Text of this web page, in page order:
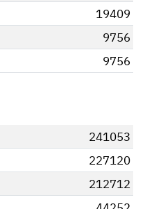
19409
9756
9756
241053
227120
212712